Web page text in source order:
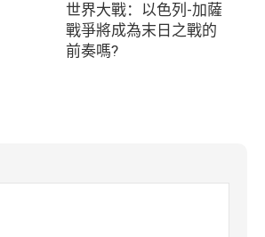
世界大戰：以色列-加薩
戰爭將成為末日之戰的
前奏嗎?